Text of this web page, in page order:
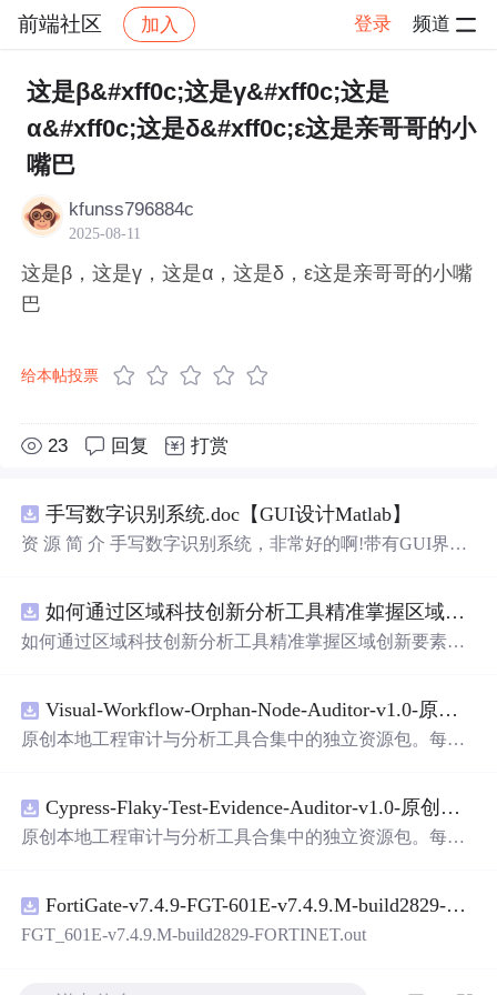
前端社区 加入 登录 频道
社区 前端社区 感慨 帖子详情
这是β&#xff0c;这是γ&#xff0c;这是
α&#xff0c;这是δ&#xff0c;ε这是亲哥哥的小
嘴巴
kfunss796884c
2025-08-11
这是β，这是γ，这是α，这是δ，ε这是亲哥哥的小嘴
巴
给本帖投票
23 回复 打赏
手写数字识别系统.doc【GUI设计Matlab】
资 源 简 介 手写数字识别系统，非常好的啊!带有GUI界
带有直观的图形用户界面（GUI），非常容易使用。你只
需要将手写数字输入系统，它将立即给出准确的识别结
是一个非常方便和实用的工具，你一定会喜欢它的！
如何通过区域科技创新分析工具精准掌握区域创新要素分布与产业链融合现状？.docx
如何通过区域科技创新分析工具精准掌握区域创新要素分
Visual-Workflow-Orphan-Node-Auditor-v1.0-原创源码与文档.zip
原创本地工程审计与分析工具合集中的独立资源包。每个
README、运行说明、功能清单、MIT License及原创与授
权声明。解压后进入project目录，执行npm test验证算法，
目源码、Logo、官方截图、论文、生产日志或其他受限素
材。适合前端开发、AI应用工程、测试审计和课程实践。
Cypress-Flaky-Test-Evidence-Auditor-v1.0-原创源码与文档.zip
原创本地工程审计与分析工具合集中的独立资源包。每个
README、运行说明、功能清单、MIT License及原创与授
权声明。解压后进入project目录，执行npm test验证算法，
FortiGate-v7.4.9-FGT-601E-v7.4.9.M-build2829-FORTINET.out
FGT_601E-v7.4.9.M-build2829-FORTINET.out